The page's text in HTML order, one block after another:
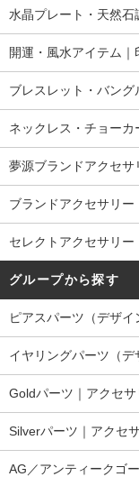
水晶プレート・天然石
開運・風水アイテム
ブレスレット・バング
ネックレス・チョーカ
夢源ブランドアクセサ
ブランドアクセサリー
セレクトアクセサリー
グループから探す
ピアスパーツ（デザイ
イヤリングパーツ（デ
Goldパーツ｜アクセ
Silverパーツ｜アクセ
AG／アンティークゴ